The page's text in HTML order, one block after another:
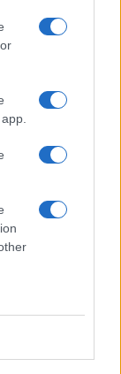
Quirinale: le
nel
della